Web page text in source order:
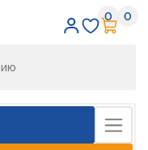
0 0